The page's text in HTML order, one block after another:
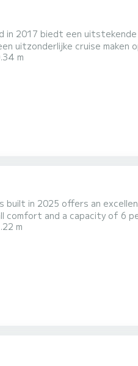
in 2017 biedt een
de 3 hutten met totaal comfort.
m
built in 2025 offers an
in the surroundings of Sukošan
m